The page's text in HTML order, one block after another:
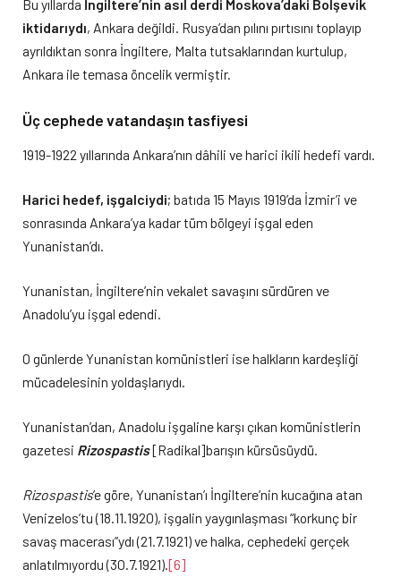
Bu yıllarda İngiltere’nin asıl derdi Moskova’daki Bolşevik
iktidarıydı, Ankara değildi. Rusya’dan pılını pırtısını toplayıp
ayrıldıktan sonra İngiltere, Malta tutsaklarından kurtulup,
Ankara ile temasa öncelik vermiştir.
Üç cephede vatandaşın tasfiyesi
1919-1922 yıllarında Ankara’nın dâhili ve harici ikili hedefi vardı.
Harici hedef, işgalciydi; batıda 15 Mayıs 1919’da İzmir’i ve
sonrasında Ankara’ya kadar tüm bölgeyi işgal eden
Yunanistan’dı.
Yunanistan, İngiltere’nin vekalet savaşını sürdüren ve
Anadolu’yu işgal edendi.
O günlerde Yunanistan komünistleri ise halkların kardeşliği
mücadelesinin yoldaşlarıydı.
Yunanistan’dan, Anadolu işgaline karşı çıkan komünistlerin
gazetesi Rizospastis[Radikal]barışın kürsüsüydü.
Rizospastis’e göre, Yunanistan’ı İngiltere’nin kucağına atan
Venizelos’tu (18.11.1920), işgalin yaygınlaşması “korkunç bir
savaş macerası”ydı (21.7.1921) ve halka, cephedeki gerçek
anlatılmıyordu (30.7.1921).[6]